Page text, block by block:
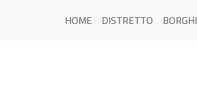
HOME DISTRETTO BORGHI